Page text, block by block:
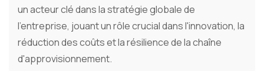
un acteur clé dans la stratégie globale de
l'entreprise, jouant un rôle crucial dans l'innovation, la
réduction des coûts et la résilience de la chaîne
d'approvisionnement.